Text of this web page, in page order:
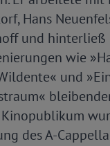
Hans
und hinterließ
wie
und
des A-